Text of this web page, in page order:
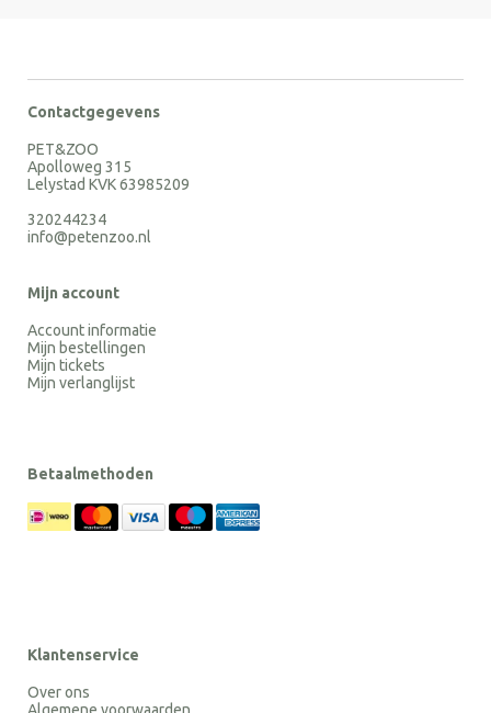
Contactgegevens
PET&ZOO
Apolloweg 315
Lelystad KVK 63985209
320244234
info@petenzoo.nl
Mijn account
Account informatie
Mijn bestellingen
Mijn tickets
Mijn verlanglijst
Betaalmethoden
Klantenservice
Over ons